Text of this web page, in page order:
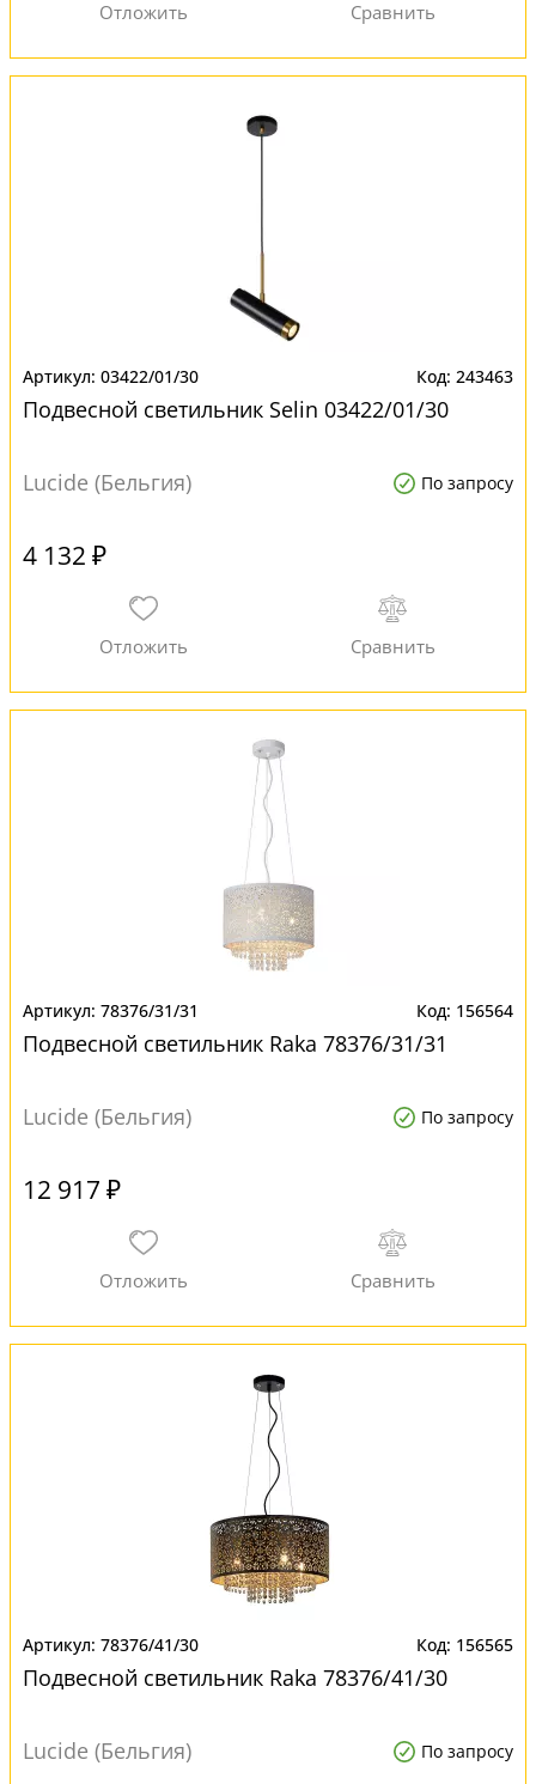
03422/01/30 243463
Подвесной светильник Selin 03422/01/30
Lucide (Бельгия) По запросу
4 132 ₽
78376/31/31 156564
Подвесной светильник Raka 78376/31/31
Lucide (Бельгия) По запросу
12 917 ₽
78376/41/30 156565
Подвесной светильник Raka 78376/41/30
Lucide (Бельгия) По запросу